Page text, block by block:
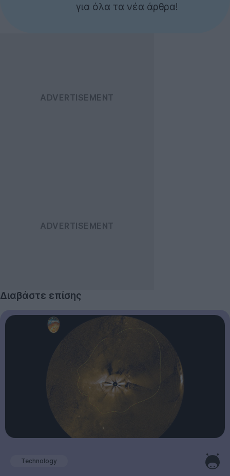
για όλα τα νέα άρθρα!
Διαβάστε επίσης
Technology